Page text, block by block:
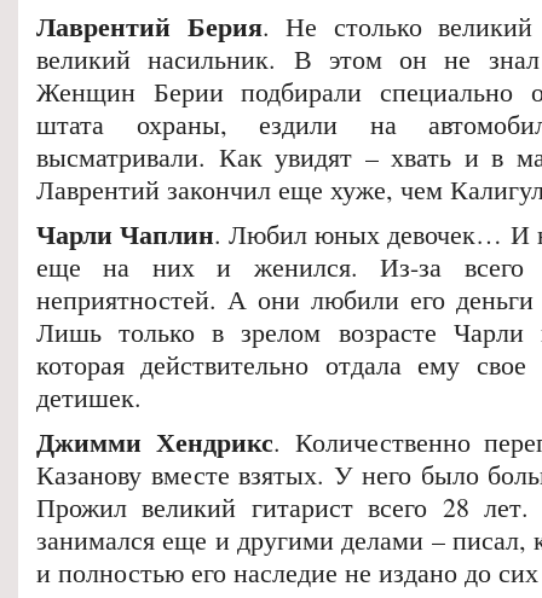
Лаврентий Берия. Не столько великий
великий насильник. В этом он не знал
Женщин Берии подбирали специально
штата охраны, ездили на
высматривали. Как увидят – хвать и в
Лаврентий закончил еще хуже, чем
Чарли Чаплин. Любил юных девочек… И
еще на них и женился. Из-за всего
неприятностей. А они любили его
Лишь только в зрелом возрасте Чарли
которая действительно отдала ему
детишек.
Джимми Хендрикс. Количественно
Казанову вместе взятых. У него было
Прожил великий гитарист всего 28
занимался еще и другими делами – писал,
и полностью его наследие не издано до